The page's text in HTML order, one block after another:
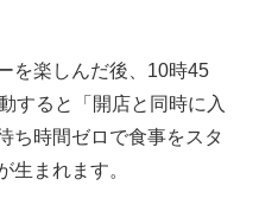
を楽しんだ後、10時45
すると「開店と同時に入
ち時間ゼロで食事をスタ
生まれます。